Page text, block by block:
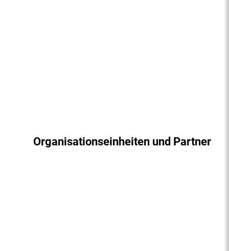
Organisationseinheiten und Partner